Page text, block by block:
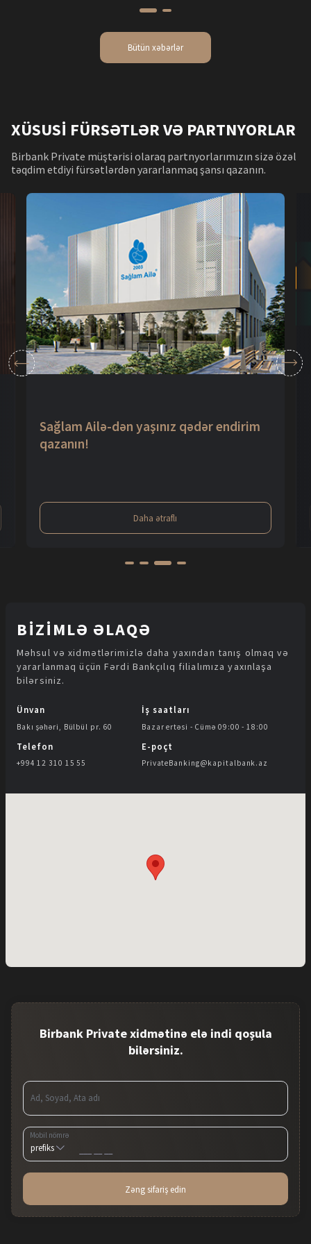
Bütün xəbərlər
XÜSUSİ FÜRSƏTLƏR VƏ PARTNYORLAR
Birbank Private müştərisi olaraq partnyorlarımızın sizə özəl
təqdim etdiyi fürsətlərdən yararlanmaq şansı qazanın.
PAŞA Travel
Daha ətraflı
BİZİMLƏ ƏLAQƏ
Məhsul və xidmətlərimizlə daha yaxından tanış olmaq və
yararlanmaq üçün Fərdi Bankçılıq filialımıza yaxınlaşa
bilərsiniz.
Ünvan
Bakı şəhəri, Bülbül pr. 60
İş saatları
Bazar ertəsi - Cümə 09:00 - 18:00
Telefon
+994 12 310 15 55
E-poçt
PrivateBanking@kapitalbank.az
Birbank Private xidmətinə elə indi qoşula
bilərsiniz.
Ad, Soyad, Ata adı
Mobil nömrə
Zəng sifariş edin